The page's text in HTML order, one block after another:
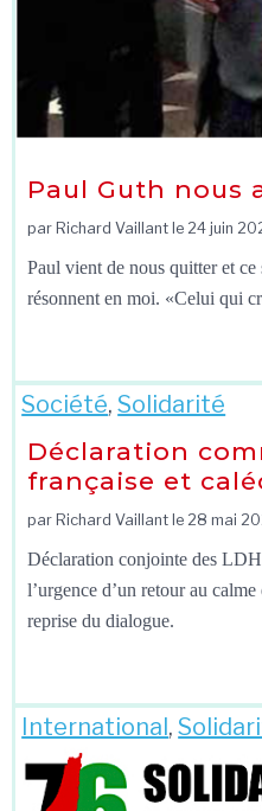
Paul Guth nous
par Richard Vaillant le 24 juin
Paul vient de nous quitter et
résonnent en moi. «Celui qui
Société,Solidarité
Déclaration
française et
par Richard Vaillant le 28 mai
Déclaration conjointe des
l’urgence d’un retour au
reprise du dialogue.
International ,